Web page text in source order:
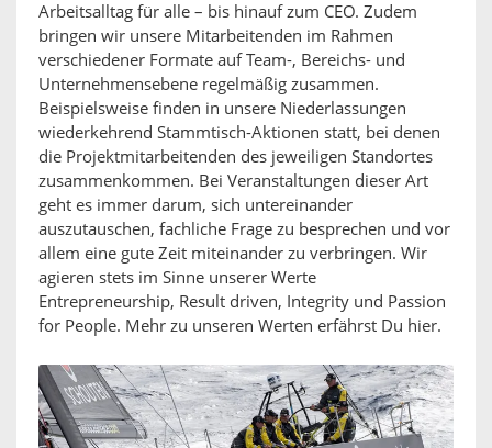
Arbeitsalltag für alle – bis hinauf zum CEO. Zudem
bringen wir unsere Mitarbeitenden im Rahmen
verschiedener Formate auf Team-, Bereichs- und
Unternehmensebene regelmäßig zusammen.
Beispielsweise finden in unsere Niederlassungen
wiederkehrend Stammtisch-Aktionen statt, bei denen
die Projektmitarbeitenden des jeweiligen Standortes
zusammenkommen. Bei Veranstaltungen dieser Art
geht es immer darum, sich untereinander
auszutauschen, fachliche Frage zu besprechen und vor
allem eine gute Zeit miteinander zu verbringen. Wir
agieren stets im Sinne unserer Werte
Entrepreneurship, Result driven, Integrity und Passion
for People. Mehr zu unseren Werten erfährst Du hier.